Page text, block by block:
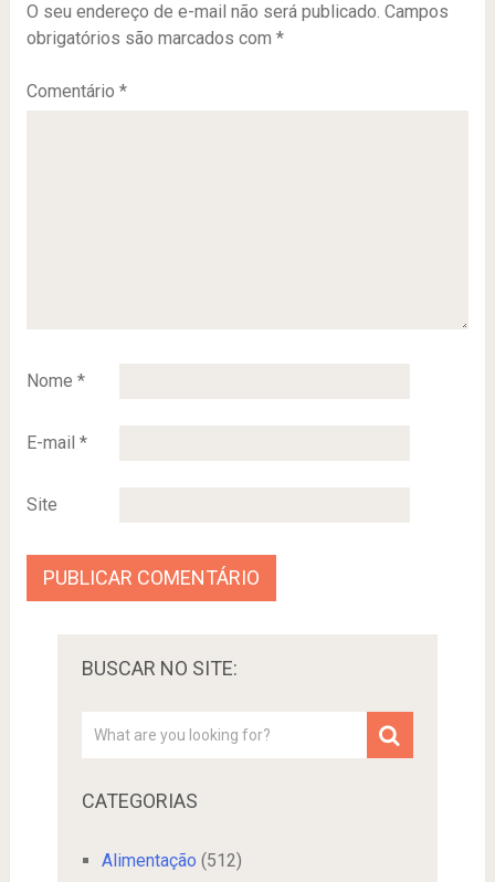
O seu endereço de e-mail não será publicado. Campos
obrigatórios são marcados com *
Comentário *
Nome *
E-mail *
Site
BUSCAR NO SITE:
CATEGORIAS
Alimentação (512)